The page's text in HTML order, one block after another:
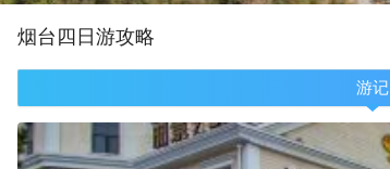
烟台 四 日游攻略
游记